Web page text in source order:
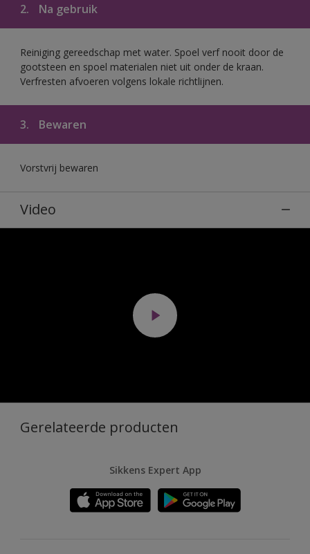
2. Na gebruik
Reiniging gereedschap met water. Spoel verf nooit door de
gootsteen en spoel materialen niet uit onder de kraan.
Verfresten afvoeren volgens lokale richtlijnen.
3. Bewaren
Vorstvrij bewaren
Video
Gerelateerde producten
Sikkens Expert App